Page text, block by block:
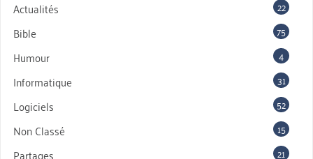
Actualités 22
Bible 75
Humour 4
Informatique 31
Logiciels 52
Non Classé 15
Partages 21